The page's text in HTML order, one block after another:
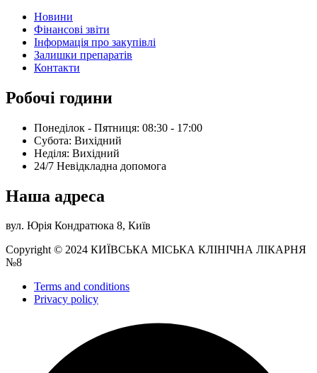
Новини
Фінансові звіти
Інформація про закупівлі
Залишки препаратів
Контакти
Робочі години
Понеділок - Пятниця: 08:30 - 17:00
Субота: Вихідний
Нeділя: Вихідний
24/7 Невідкладна допомога
Наша адреса
вул. Юрія Кондратюка 8, Київ
Copyright © 2024 КИЇВСЬКА МІСЬКА КЛІНІЧНА ЛІКАРНЯ
№8
Terms and conditions
Privacy policy